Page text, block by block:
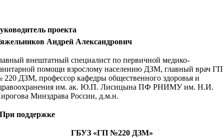
проекта
Андрей Александрович
внештатный специалист по первичной медико-
помощи взрослому населению ДЗМ, главный врач ГП
220 ДЗМ, профессор кафедры общественного здоровья и
им. ак. Ю.П. Лисицына ПФ РНИМУ им. Н.И.
Минздрава России, д.м.н.
При поддержке
ГБУЗ «ГП №220 ДЗМ»